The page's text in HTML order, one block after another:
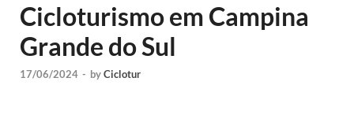
Cicloturismo em Campina
Grande do Sul
17/06/2024 - byCiclotur